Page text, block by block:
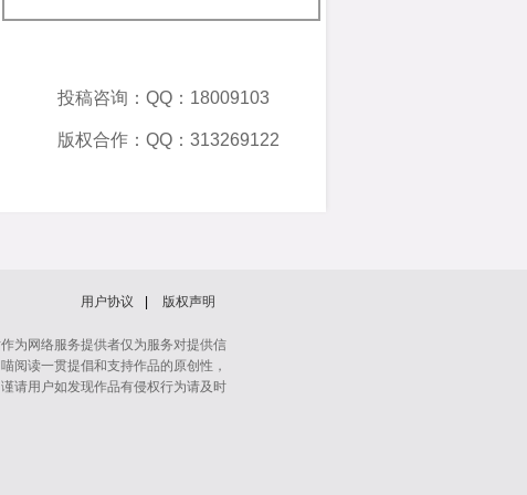
投稿咨询：QQ：18009103
版权合作：QQ：313269122
用户协议 版权声明
为网络服务提供者仅为服务对提供信
阅读一贯提倡和支持作品的原创性，
请用户如发现作品有侵权行为请及时